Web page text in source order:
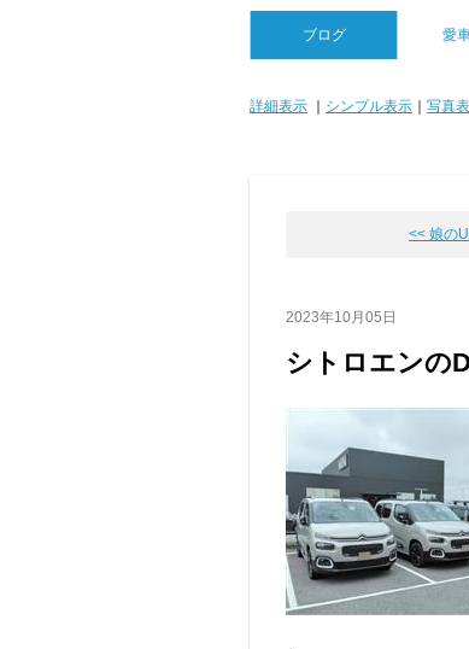
ブログ 愛
詳細表示 シンプル表示 写真
<< 娘の
2023年10月05日
シトロエンの